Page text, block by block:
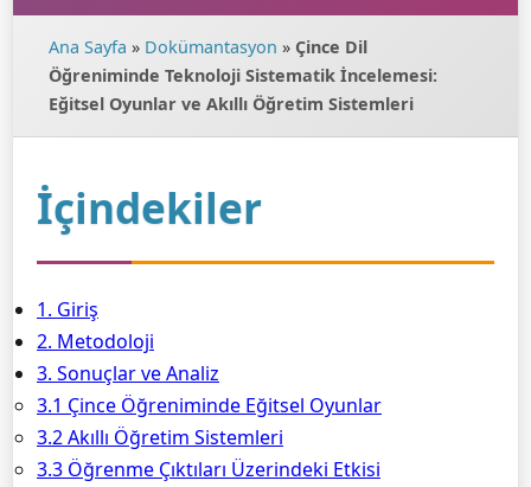
Ana Sayfa » Dokümantasyon » Çince Dil
Öğreniminde Teknoloji Sistematik İncelemesi:
Eğitsel Oyunlar ve Akıllı Öğretim Sistemleri
İçindekiler
1. Giriş
2. Metodoloji
3. Sonuçlar ve Analiz
3.1 Çince Öğreniminde Eğitsel Oyunlar
3.2 Akıllı Öğretim Sistemleri
3.3 Öğrenme Çıktıları Üzerindeki Etkisi